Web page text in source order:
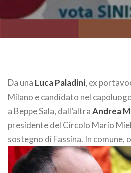
Da una Luca Paladini, ex
Milano e candidato nel
a Beppe Sala, dall’altraAndrea
presidente del Circolo Mario
sostegno di Fassina. In comune,